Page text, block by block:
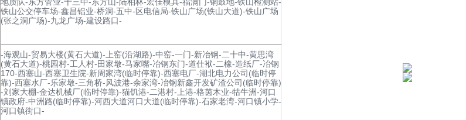
铁山公交停车场-鑫昌铝业-桥洞-五中-区电信局-铁山广场(铁山大道)-铁山广场
(张之洞广场)-九龙广场-建设路口-
-海观山-贸易大楼(黄石大道)-上窑(沿湖路)-中窑-一门-新冶钢-二十中-黄思湾
(黄石大道)-桃园村-工人村-田家墩-马家嘴-冶钢东门-道仕袱-二橡-造纸厂-冶钢
170-西塞山-西塞卫生院-新周家湾(临时停靠)-西塞电厂-湖北电力公司(临时停
靠)-西塞水厂-乐家墩-三角桥-风波港-余家湾-冶钢新鑫开发矿渣公司(临时停靠)
-刘家大棚-金达机械厂(临时停靠)-猫饥港-二港村-上港-格茵木业-牯牛洲-河口
镇政府-中洲路(临时停靠)-河西大道河口大道(临时停靠)-石家老湾-河口镇小学-
河口镇街口-